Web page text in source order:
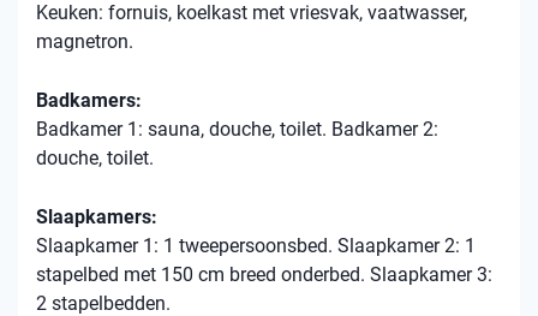
Keuken: fornuis, koelkast met vriesvak, vaatwasser,
magnetron.
Badkamers:
Badkamer 1: sauna, douche, toilet. Badkamer 2:
douche, toilet.
Slaapkamers:
Slaapkamer 1: 1 tweepersoonsbed. Slaapkamer 2: 1
stapelbed met 150 cm breed onderbed. Slaapkamer 3:
2 stapelbedden.